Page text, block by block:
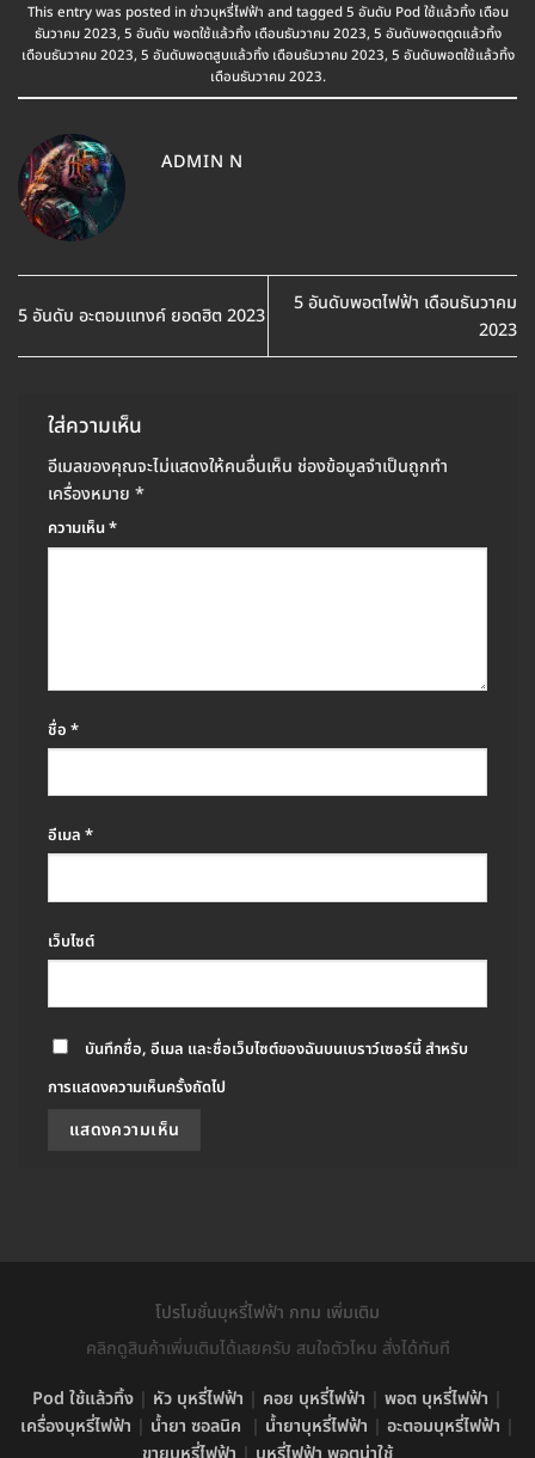
This entry was posted inข่าวบุหรี่ไฟฟ้า and tagged5 อันดับ Pod ใช้แล้วทิ้ง เดือน
ธันวาคม 2023, 5 อันดับ พอตใช้แล้วทิ้ง เดือนธันวาคม 2023, 5 อันดับพอตดูดแล้วทิ้ง
เดือนธันวาคม 2023, 5 อันดับพอตสูบแล้วทิ้ง เดือนธันวาคม 2023, 5 อันดับพอตใช้แล้วทิ้ง
เดือนธันวาคม 2023.
ADMIN N
5 อันดับ อะตอมแทงค์ ยอดฮิต 2023
5 อันดับพอตไฟฟ้า เดือนธันวาคม
2023
ใส่ความเห็น
อีเมลของคุณจะไม่แสดงให้คนอื่นเห็น ช่องข้อมูลจำเป็นถูกทำ
เครื่องหมาย *
ความเห็น*
ชื่อ *
อีเมล *
เว็บไซต์
บันทึกชื่อ, อีเมล และชื่อเว็บไซต์ของฉันบนเบราว์เซอร์นี้ สำหรับ
การแสดงความเห็นครั้งถัดไป
โปรโมชั่นบุหรี่ไฟฟ้า กทม เพิ่มเติม
คลิกดูสินค้าเพิ่มเติมได้เลยครับ สนใจตัวไหน สั่งได้ทันที
Pod ใช้แล้วทิ้ง | หัว บุหรี่ไฟฟ้า | คอย บุหรี่ไฟฟ้า | พอต บุหรี่ไฟฟ้า |
เครื่องบุหรี่ไฟฟ้า | น้ำยา ซอลนิค | น้ำยาบุหรี่ไฟฟ้า | อะตอมบุหรี่ไฟฟ้า |